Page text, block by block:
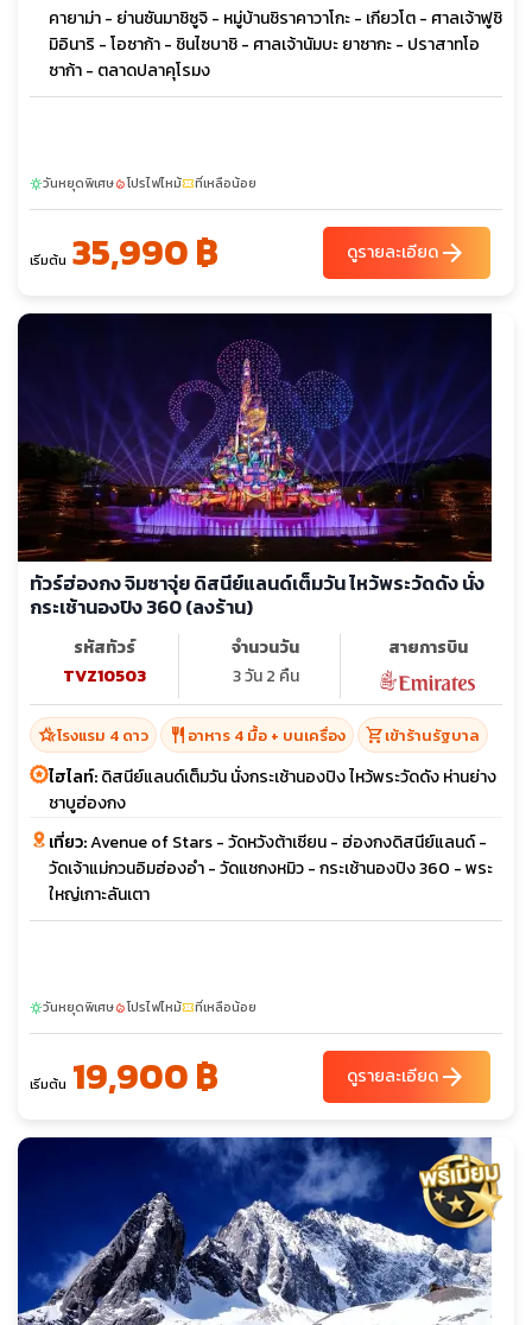
คายาม่า - ย่านซันมาชิซูจิ - หมู่บ้านชิราคาวาโกะ - เกียวโต - ศาลเจ้าฟูชิ
มิอินาริ - โอซาก้า - ชินไซบาชิ - ศาลเจ้านัมบะ ยาซากะ - ปราสาทโอ
ซาก้า - ตลาดปลาคุโรมง
sunnyวันหยุดพิเศษlocal_fire_departmentโปรไฟไหม้confirmation_numberที่เหลือน้อย
เริ่มต้น 35,990 ฿ ดูรายละเอียดarrow_forward
ทัวร์ฮ่องกง จิมซาจุ่ย ดิสนีย์แลนด์เต็มวัน ไหว้พระวัดดัง นั่ง
กระเช้านองปิง 360 (ลงร้าน)
รหัสทัวร์
TVZ10503
จำนวนวัน
3 วัน 2 คืน
สายการบิน
hotel_classโรงแรม 4 ดาว restaurant อาหาร 4 มื้อ + บนเครื่อง shopping_cartเข้าร้านรัฐบาล
ไฮไลท์:ดิสนีย์แลนด์เต็มวัน นั่งกระเช้านองปิง ไหว้พระวัดดัง ห่านย่าง
ชาบูฮ่องกง
เที่ยว:Avenue of Stars - วัดหวังต้าเซียน - ฮ่องกงดิสนีย์แลนด์ -
วัดเจ้าแม่กวนอิมฮ่องอํา - วัดแชกงหมิว - กระเช้านองปิง 360 - พระ
ใหญ่เกาะลันเตา
sunnyวันหยุดพิเศษlocal_fire_departmentโปรไฟไหม้confirmation_numberที่เหลือน้อย
เริ่มต้น 19,900 ฿ ดูรายละเอียดarrow_forward